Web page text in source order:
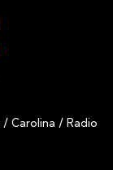
/ Carolina / Radio